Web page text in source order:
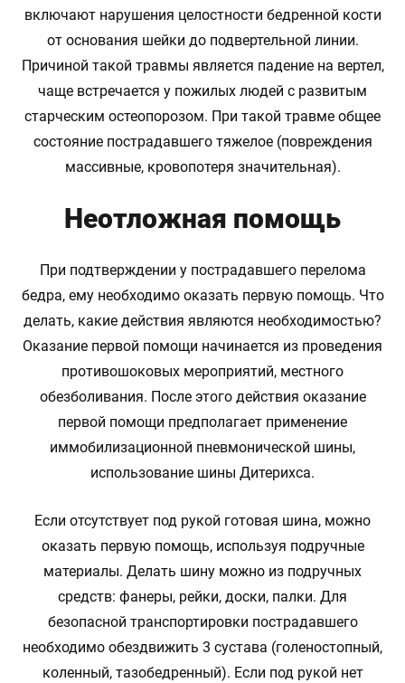
включают нарушения целостности бедренной кости
от основания шейки до подвертельной линии.
Причиной такой травмы является падение на вертел,
чаще встречается у пожилых людей с развитым
старческим остеопорозом. При такой травме общее
состояние пострадавшего тяжелое (повреждения
массивные, кровопотеря значительная).
Неотложная помощь
При подтверждении у пострадавшего перелома
бедра, ему необходимо оказать первую помощь. Что
делать, какие действия являются необходимостью?
Оказание первой помощи начинается из проведения
противошоковых мероприятий, местного
обезболивания. После этого действия оказание
первой помощи предполагает применение
иммобилизационной пневмонической шины,
использование шины Дитерихса.
Если отсутствует под рукой готовая шина, можно
оказать первую помощь, используя подручные
материалы. Делать шину можно из подручных
средств: фанеры, рейки, доски, палки. Для
безопасной транспортировки пострадавшего
необходимо обездвижить 3 сустава (голеностопный,
коленный, тазобедренный). Если под рукой нет